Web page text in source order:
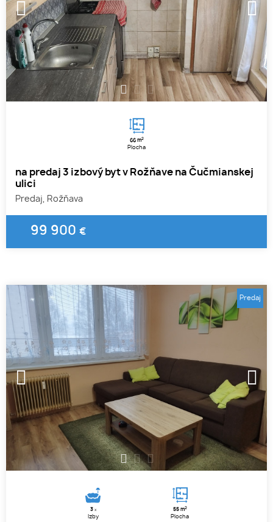
2 3
66 m2
Plocha
na predaj 3 izbový byt v Rožňave na Čučmianskej
ulici
Predaj, Rožňava
99 900 €
1 2
3 x
Izby
55 m2
Plocha
Predaj